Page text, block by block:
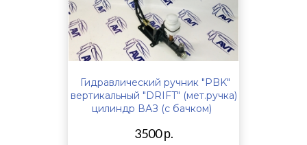
Гидравлический ручник "PBK"
вертикальный "DRIFT" (мет.ручка)
цилиндр ВАЗ (с бачком)
3500 р.